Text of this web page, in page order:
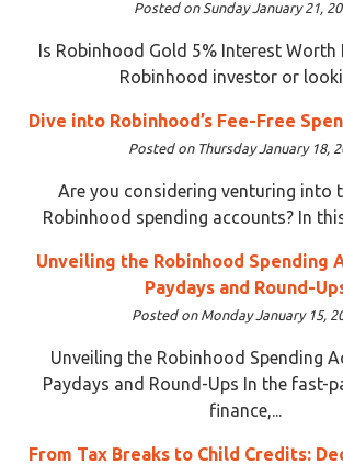
Posted on Sunday January 21,
Is Robinhood Gold 5% Interest Worth
Robinhood investor or
Dive into Robinhood’s Fee-Free
Posted on Thursday January 18,
Are you considering venturing into
Robinhood spending accounts? In
Unveiling the Robinhood Spending
Paydays and Round-
Posted on Monday January 15,
Unveiling the Robinhood Spending
Paydays and Round-Ups In the fast-
finance,...
From Tax Breaks to Child Credits: